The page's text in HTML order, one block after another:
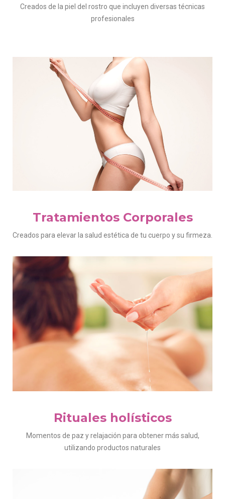
Creados de la piel del rostro que incluyen diversas técnicas
profesionales
Tratamientos Corporales
Creados para elevar la salud estética de tu cuerpo y su firmeza.
Rituales holísticos
Momentos de paz y relajación para obtener más salud,
utilizando productos naturales